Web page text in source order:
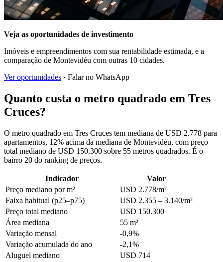
Veja as oportunidades de investimento
Imóveis e empreendimentos com sua rentabilidade estimada, e a
comparação de Montevidéu com outras 10 cidades.
Ver oportunidades · Falar no WhatsApp
Quanto custa o metro quadrado em Tres
Cruces?
O metro quadrado em Tres Cruces tem mediana de USD 2.778 para
apartamentos, 12% acima da mediana de Montevidéu, com preço
total mediano de USD 150.300 sobre 55 metros quadrados. É o
bairro 20 do ranking de preços.
Indicador
Valor
Preço mediano por m²
USD 2.778/m²
Faixa habitual (p25–p75)
USD 2.355 – 3.140/m²
Preço total mediano
USD 150.300
Área mediana
55 m²
Variação mensal
-0,9%
Variação acumulada do ano
-2,1%
Aluguel mediano
USD 714